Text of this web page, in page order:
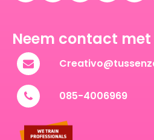
Neem contact met
085-4006969